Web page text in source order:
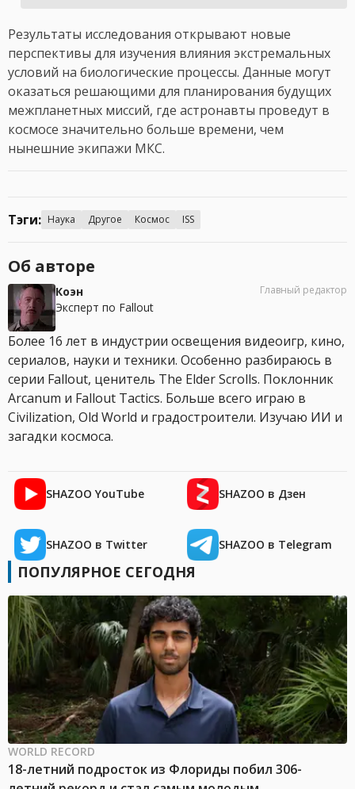
Результаты исследования открывают новые
перспективы для изучения влияния экстремальных
условий на биологические процессы. Данные могут
оказаться решающими для планирования будущих
межпланетных миссий, где астронавты проведут в
космосе значительно больше времени, чем
нынешние экипажи МКС.
Тэги: Наука Другое Космос ISS
Об авторе
Коэн
Эксперт по Fallout
Главный редактор
Более 16 лет в индустрии освещения видеоигр, кино,
сериалов, науки и техники. Особенно разбираюсь в
серии Fallout, ценитель The Elder Scrolls. Поклонник
Arcanum и Fallout Tactics. Больше всего играю в
Civilization, Old World и градостроители. Изучаю ИИ и
загадки космоса.
SHAZOO YouTube SHAZOO в Дзен
SHAZOO в Twitter SHAZOO в Telegram
ПОПУЛЯРНОЕ СЕГОДНЯ
WORLD RECORD
18-летний подросток из Флориды побил 306-